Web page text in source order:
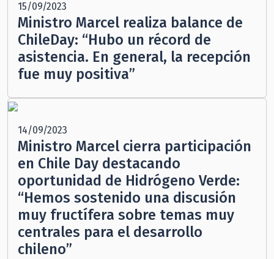
15/09/2023
Ministro Marcel realiza balance de
ChileDay: “Hubo un récord de
asistencia. En general, la recepción
fue muy positiva”
14/09/2023
Ministro Marcel cierra participación
en Chile Day destacando
oportunidad de Hidrógeno Verde:
“Hemos sostenido una discusión
muy fructífera sobre temas muy
centrales para el desarrollo
chileno”